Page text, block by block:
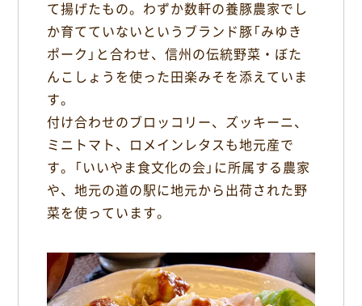
て揚げたもの。わずか数軒の養豚農家でし
か育てていないというブランド豚「みゆき
ポーク」と合わせ、信州の伝統野菜・ぼた
んこしょうを使った田楽みそを添えていま
す。
付け合わせのブロッコリー、ズッキーニ、
ミニトマト、ロメインレタスも地元産で
す。「いいやま食文化の会」に所属する農家
や、地元の道の駅に地元から出荷された野
菜を使っています。